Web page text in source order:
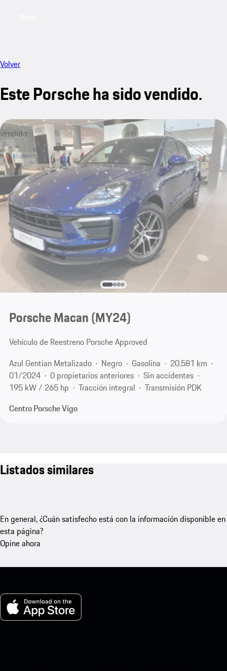
Volver
Este Porsche ha sido vendido.
vendido
Porsche Macan (MY24)
Vehículo de Reestreno Porsche Approved
Azul Gentian Metalizado
Negro Gasolina
20.581 km
01/2024
0 propietarios anteriores
Sin accidentes
195 kW / 265 hp
Tracción integral
Transmisión PDK
Centro Porsche Vigo
Listados similares
En general, ¿Cuán satisfecho está con la información disponible en
esta página?
Opine ahora